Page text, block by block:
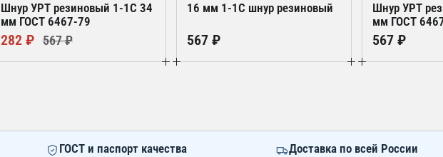
Шнур УРТ резиновый 1-1С 34
мм ГОСТ 6467-79
282 ₽ 567 ₽
16 мм 1-1С шнур резиновый
567 ₽
Шнур УРТ
мм ГОСТ
567 ₽
ГОСТ и паспорт качества Доставка по всей России